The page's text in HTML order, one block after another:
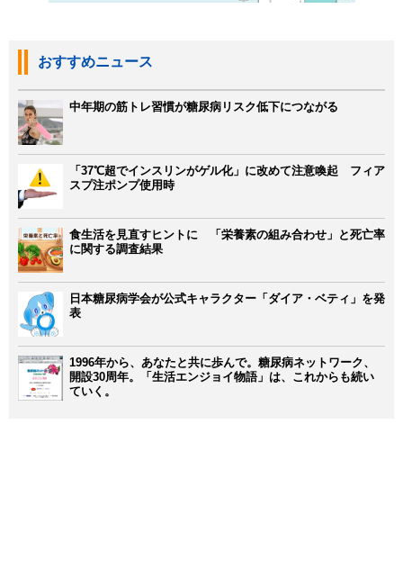
おすすめニュース
中年期の筋トレ習慣が糖尿病リスク低下につながる
「37℃超でインスリンがゲル化」に改めて注意喚起 フィア
スプ注ポンプ使用時
食生活を見直すヒントに 「栄養素の組み合わせ」と死亡率
に関する調査結果
日本糖尿病学会が公式キャラクター「ダイア・ベティ」を発
表
1996年から、あなたと共に歩んで。糖尿病ネットワーク、
開設30周年。「生活エンジョイ物語」は、これからも続い
ていく。